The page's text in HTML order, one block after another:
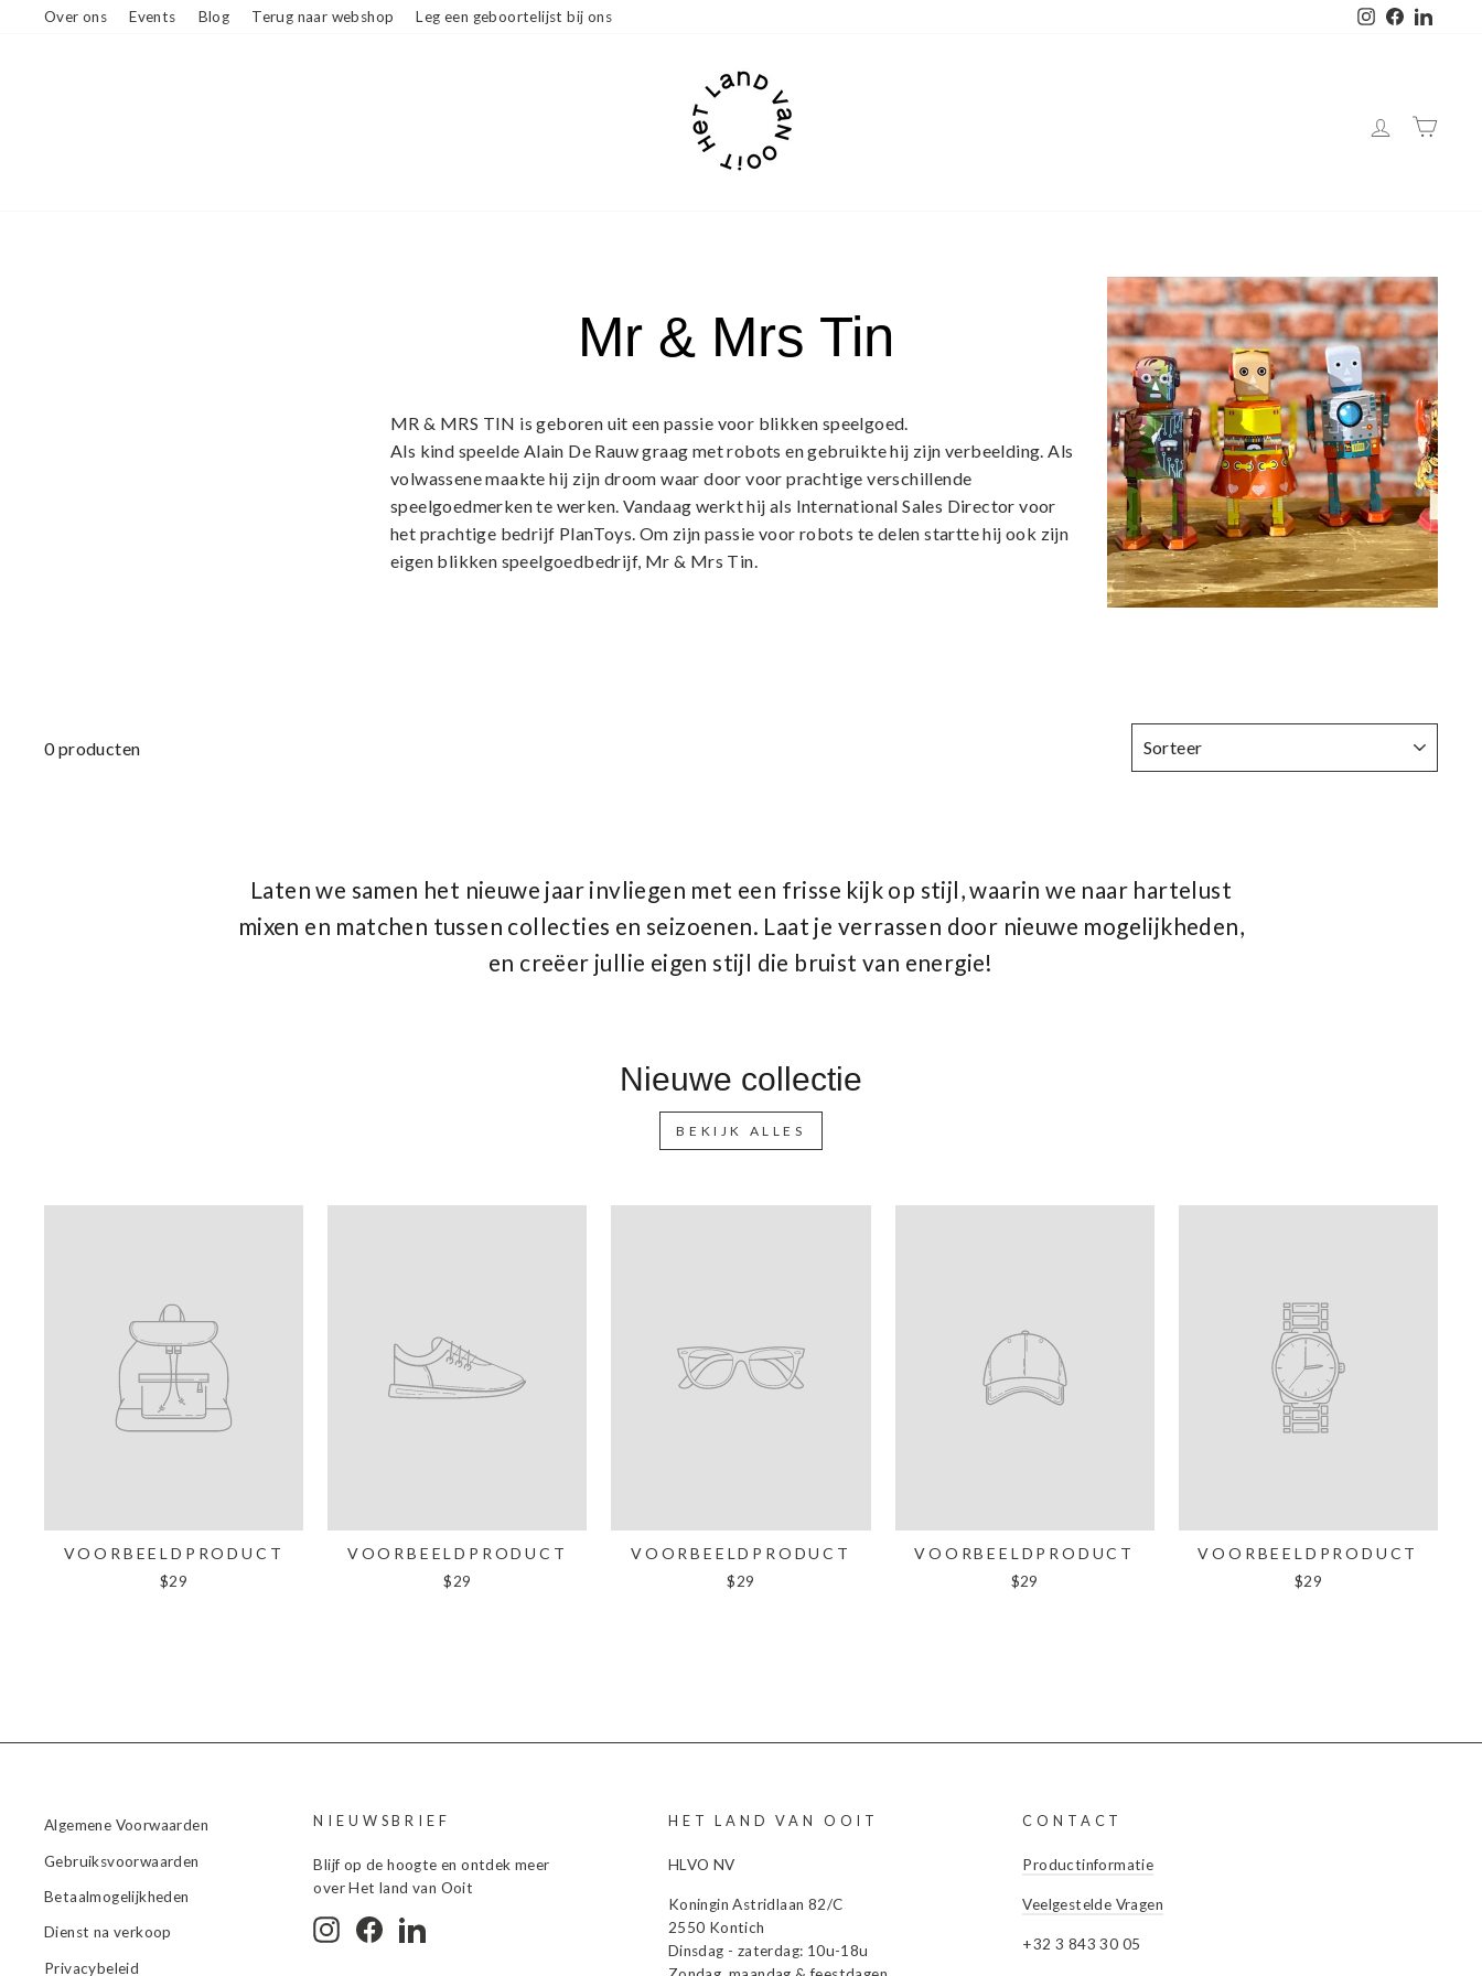
Over ons Events Blog Terug naar webshop Leg een geboortelijst bij ons InstagramFacebook
Mr & Mrs Tin
MR & MRS TIN is geboren uit een passie voor blikken speelgoed.
Als kind speelde Alain De Rauw graag met robots en gebruikte hij zijn verbeelding. Als
volwassene maakte hij zijn droom waar door voor prachtige verschillende
speelgoedmerken te werken. Vandaag werkt hij als International Sales Director voor
het prachtige bedrijf PlanToys. Om zijn passie voor robots te delen startte hij ook zijn
eigen blikken speelgoedbedrijf, Mr & Mrs Tin.
0 producten
Laten we samen het nieuwe jaar invliegen met een frisse kijk op stijl, waarin we naar hartelust
mixen en matchen tussen collecties en seizoenen. Laat je verrassen door nieuwe mogelijkheden,
en creëer jullie eigen stijl die bruist van energie!
Nieuwe collectie
BEKIJK ALLES
VOORBEELDPRODUCT
$29
VOORBEELDPRODUCT
$29
VOORBEELDPRODUCT
$29
VOORBEELDPRODUCT
$29
VOORBEELDPRODUCT
$29
Algemene Voorwaarden
Gebruiksvoorwaarden
Betaalmogelijkheden
Dienst na verkoop
Privacybeleid
NIEUWSBRIEF
Blijf op de hoogte en ontdek meer
over Het land van Ooit
InstagramFacebook
HET LAND VAN OOIT
HLVO NV
Koningin Astridlaan 82/C
2550 Kontich
Dinsdag - zaterdag: 10u-18u
CONTACT
Productinformatie
Veelgestelde Vragen
+32 3 843 30 05